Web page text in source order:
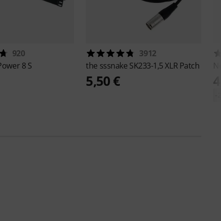
920
8 S
3912
the sssnake SK233-1,5 XLR Patch
5,50 €